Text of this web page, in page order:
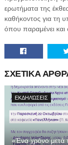
ερωτήματα της
καθήκοντος για τη
όπου παραμένει και
ΣΧΕΤΙΚΑ
ΕΚΔΗΛΏΣΕΙΣ
«Ένα χρόνο μετά